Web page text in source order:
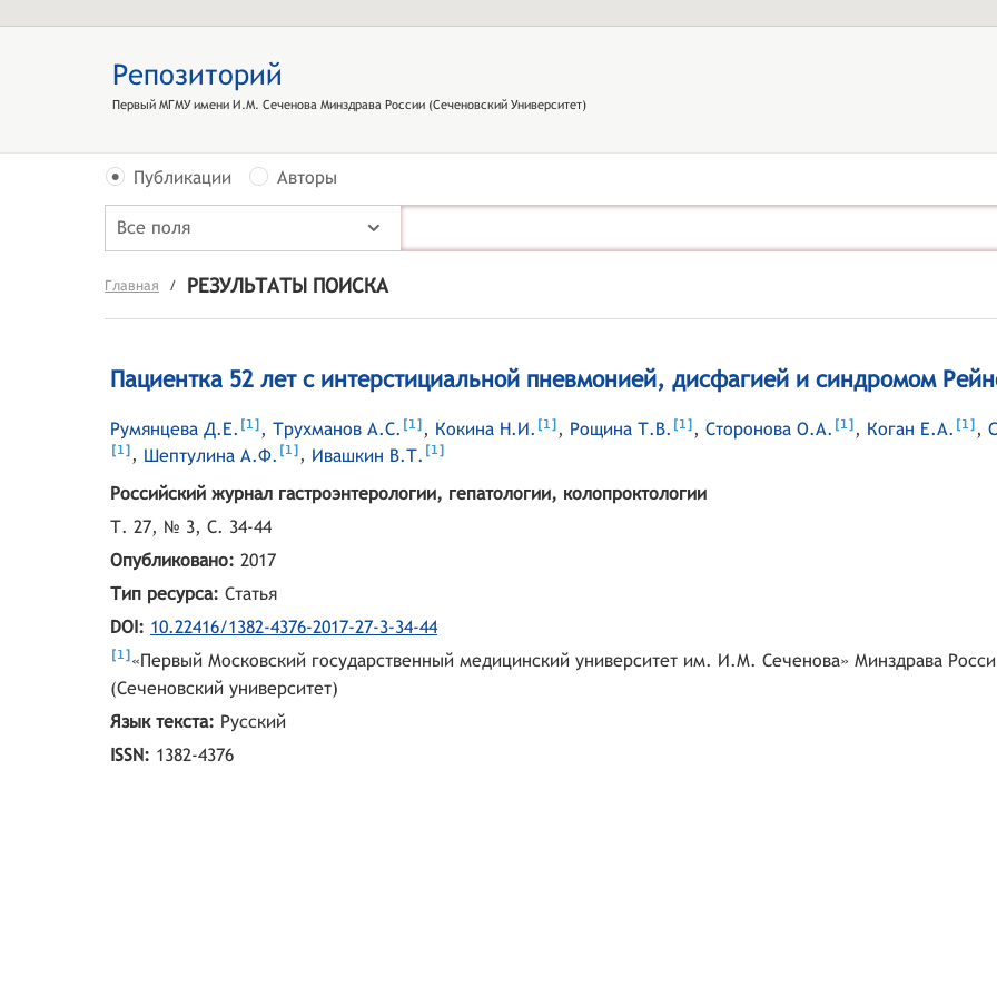
Репозиторий
Первый МГМУ имени И.М. Сеченова Минздрава России (Сеченовский Университет)
Публикации Авторы
Все поля
Главная / РЕЗУЛЬТАТЫ ПОИСКА
Пациентка 52 лет с интерстициальной пневмонией, дисфагией и синдромом
Румянцева Д.Е. [1] ,Трухманов А.С. [1] , Кокина Н.И. [1] , Рощина Т.В. [1] ,Сторонова О.А. [1] , Коган Е.А. [1] ,
[1] , Шептулина А.Ф. [1] , Ивашкин В.Т. [1]
Российский журнал гастроэнтерологии, гепатологии, колопроктологии
Т. 27, № 3, С. 34-44
Опубликовано:2017
Тип ресурса:Статья
DOI: 10.22416/1382-4376-2017-27-3-34-44
[1]«Первый Московский государственный медицинский университет им. И.М. Сеченова» Минздрава
(Сеченовcкий университет)
Язык текста: Русский
ISSN: 1382-4376